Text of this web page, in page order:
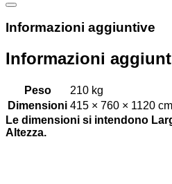
Informazioni aggiuntive
Informazioni
Peso
210 kg
Dimensioni 415 × 760 × 1120 cm
Le dimensioni si intendono
Altezza.